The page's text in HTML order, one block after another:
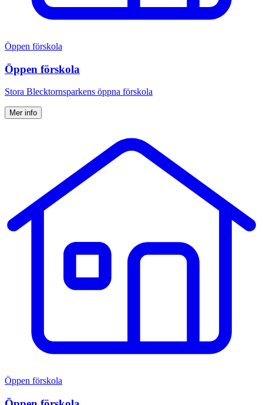
Öppen förskola
Öppen förskola
Stora Blecktornsparkens öppna förskola
Mer info
Öppen förskola